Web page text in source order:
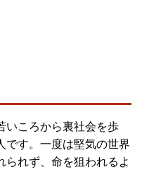
いころから裏社会を歩
です。一度は堅気の世界
られず、命を狙われるよ